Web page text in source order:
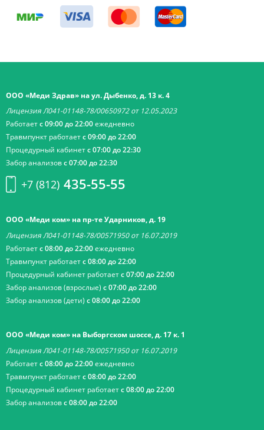
ООО «Меди Здрав» на ул. Дыбенко, д. 13 к. 4
Лицензия Л041-01148-78/00650972 от 12.05.2023
Работаетс 09:00 до 22:00ежедневно
Травмпункт работаетс 09:00 до 22:00
Процедурный кабинетс 07:00 до 22:30
Забор анализовс 07:00 до 22:30
+7 (812) 435-55-55
ООО «Меди ком» на пр-те Ударников, д. 19
Лицензия Л041-01148-78/00571950 от 16.07.2019
Работаетс 08:00 до 22:00ежедневно
Травмпункт работаетс 08:00 до 22:00
Процедурный кабинет работаетс 07:00 до 22:00
Забор анализов (взрослые) с 07:00 до 22:00
Забор анализов (дети) с 08:00 до 22:00
ООО «Меди ком» на Выборгском шоссе, д. 17 к. 1
Лицензия Л041-01148-78/00571950 от 16.07.2019
Работаетс 08:00 до 22:00ежедневно
Травмпункт работаетс 08:00 до 22:00
Процедурный кабинет работаетс 08:00 до 22:00
Забор анализовс 08:00 до 22:00